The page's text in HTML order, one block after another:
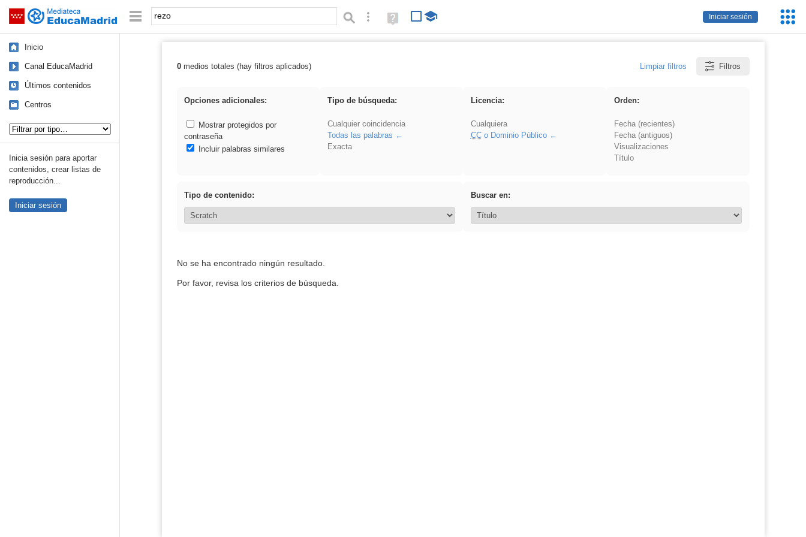
Saltar navegación
Iniciar sesión
Palabra o frase: Búsqueda avanzada
Ayuda
(en
Inicio
Canal EducaMadrid
Últimos contenidos
Centros
Inicia sesión para aportar
contenidos, crear listas de
reproducción...
Iniciar sesión
Resultados de: rezo
0medios totales (hay filtros aplicados) Limpiar filtros Filtros
Opciones adicionales:
Mostrar protegidos por
contraseña
Incluir palabras similares
Tipo de búsqueda:
Cualquier coincidencia
Todas las palabras
Exacta
Licencia:
Cualquiera
CCo Dominio Público
Orden:
Fecha (recientes)
Fecha (antiguos)
Visualizaciones
Título
Tipo de contenido: Buscar en:
No se ha encontrado ningún resultado.
Por favor, revisa los criterios de búsqueda.